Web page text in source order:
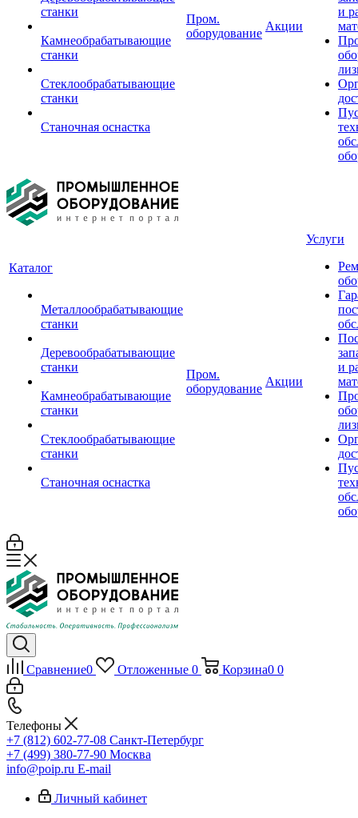
станки
Камнеобрабатывающие
станки
Стеклообрабатывающие
станки
Станочная оснастка
Пром.
оборудование
Акции
и
Каталог
Металлообрабатывающие
станки
Деревообрабатывающие
станки
Камнеобрабатывающие
станки
Стеклообрабатывающие
станки
Станочная оснастка
Пром.
оборудование
Акции
Услуги
и
Сравнение0 Отложенные 0 Корзина0 0
Телефоны
+7 (812) 602-77-08 Санкт-Петербург
+7 (499) 380-77-90 Москва
info@poip.ru E-mail
Личный кабинет